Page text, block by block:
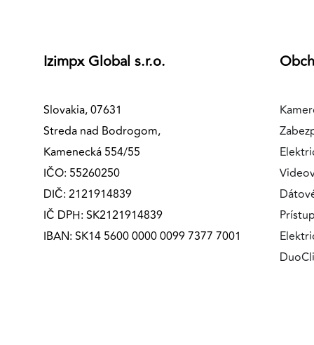
Izimpx Global s.r.o.
Slovakia, 07631
Streda nad Bodrogom,
Kamenecká 554/55
IČO: 55260250
DIČ: 2121914839
IČ DPH: SK2121914839
IBAN: SK14 5600 0000 0099 7377 7001